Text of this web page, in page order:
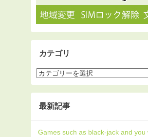
カテゴリ
最新記事
Games such as black-jack and you